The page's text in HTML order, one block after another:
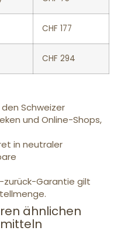
CHF 177
CHF 294
Schweizer
und Online-Shops,
in neutraler
zurück-Garantie gilt
ähnlichen